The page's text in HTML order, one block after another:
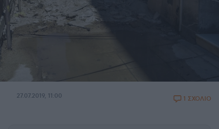
27.07.2019, 11:00 1 ΣΧΟΛΙΟ